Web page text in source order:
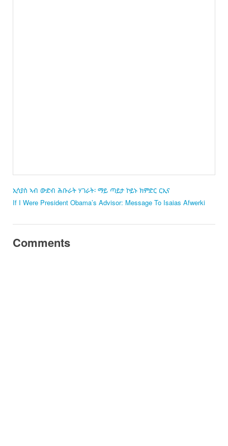
ኢሳያስ ኣብ ውድብ ሕቡራት ሃገራት፡ ማይ ጣይታ ኮይኑ ክምድር ርኢና
If I Were President Obama’s Advisor: Message To Isaias Afwerki
Comments